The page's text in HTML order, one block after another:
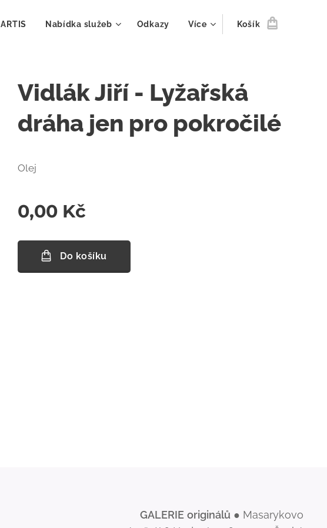
ARTIS Nabídka služeb Odkazy Více Košík
Vidlák Jiří - Lyžařská
dráha jen pro pokročilé
Olej
0,00 Kč
Do košíku
GALERIE originálů ● Masarykovo